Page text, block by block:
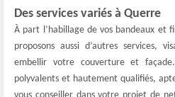
Des services variés à Querre
À part l’habillage de vos bandeaux et
proposons aussi d’autres services,
embellir votre couverture et
polyvalents et hautement qualifiés,
vous conseiller dans votre projet de